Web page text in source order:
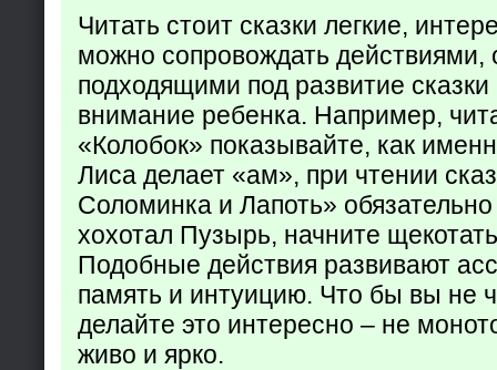
Читать стоит сказки легкие,
можно сопровождать действиями,
подходящими под развитие
внимание ребенка. Например,
«Колобок» показывайте, как
Лиса делает «ам», при чтении
Соломинка и Лапоть»
хохотал Пузырь, начните
Подобные действия развивают
память и интуицию. Что бы вы не
делайте это интересно – не
живо и ярко.